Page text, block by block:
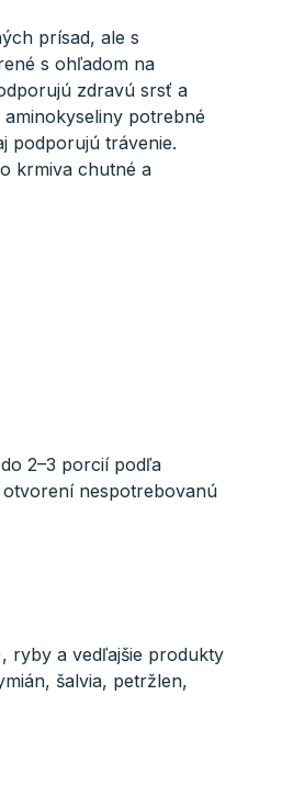
prísad, ale s
s ohľadom na
zdravú srsť a
potrebné
podporujú trávenie.
krmiva chutné a
2–3 porcií podľa
nespotrebovanú
ryby a vedľajšie produkty
šalvia, petržlen,